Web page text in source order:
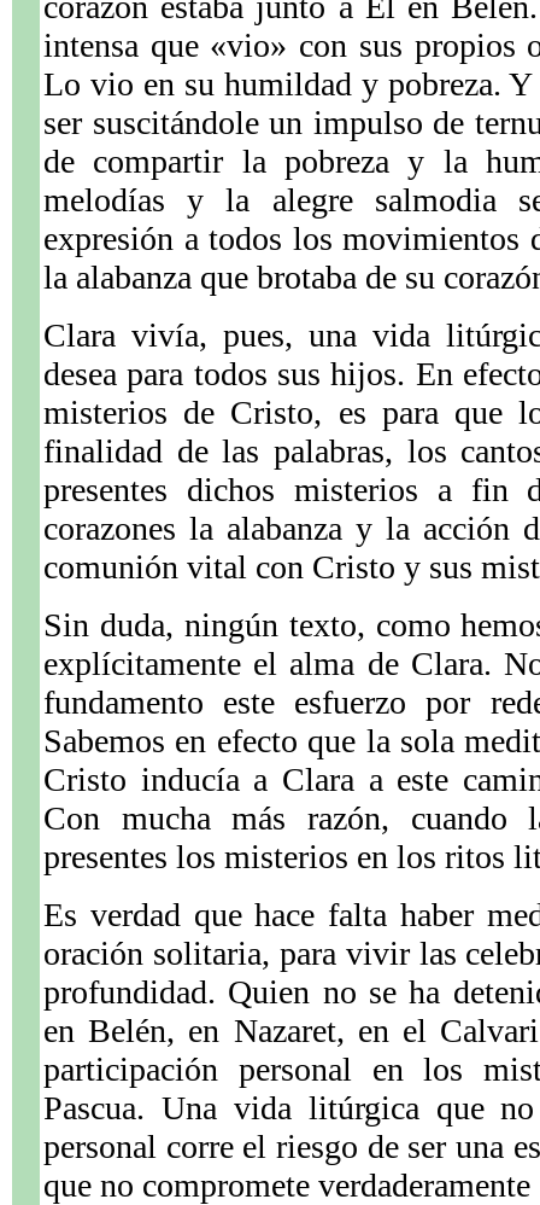
intensa que «vio» con sus propios
Lo vio en su humildad y pobreza. Y
ser suscitándole un impulso de
de compartir la pobreza y la
melodías y la alegre salmodia
expresión a todos los movimientos
la alabanza que brotaba de su
Clara vivía, pues, una vida
desea para todos sus hijos. En
misterios de Cristo, es para que
finalidad de las palabras, los
presentes dichos misterios a fin
corazones la alabanza y la acción
comunión vital con Cristo y sus
Sin duda, ningún texto, como
explícitamente el alma de Clara.
fundamento este esfuerzo por
Sabemos en efecto que la sola
Cristo inducía a Clara a este
Con mucha más razón, cuando
presentes los misterios en los ritos
Es verdad que hace falta haber
oración solitaria, para vivir las
profundidad. Quien no se ha
en Belén, en Nazaret, en el
participación personal en los
Pascua. Una vida litúrgica que
personal corre el riesgo de ser una
que no compromete verdaderamente